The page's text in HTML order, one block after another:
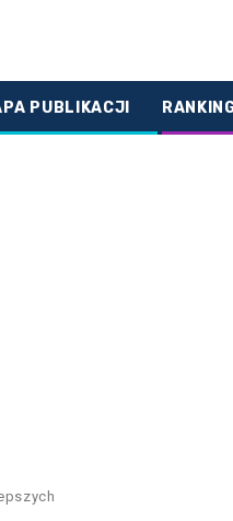
PUBLIKACJI